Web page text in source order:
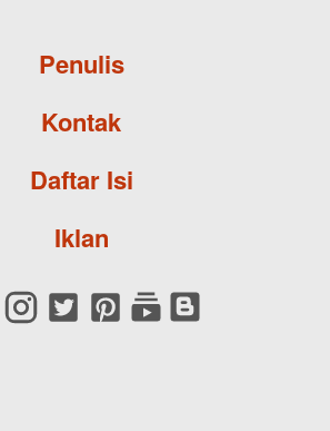
Penulis
Kontak
Daftar Isi
Iklan